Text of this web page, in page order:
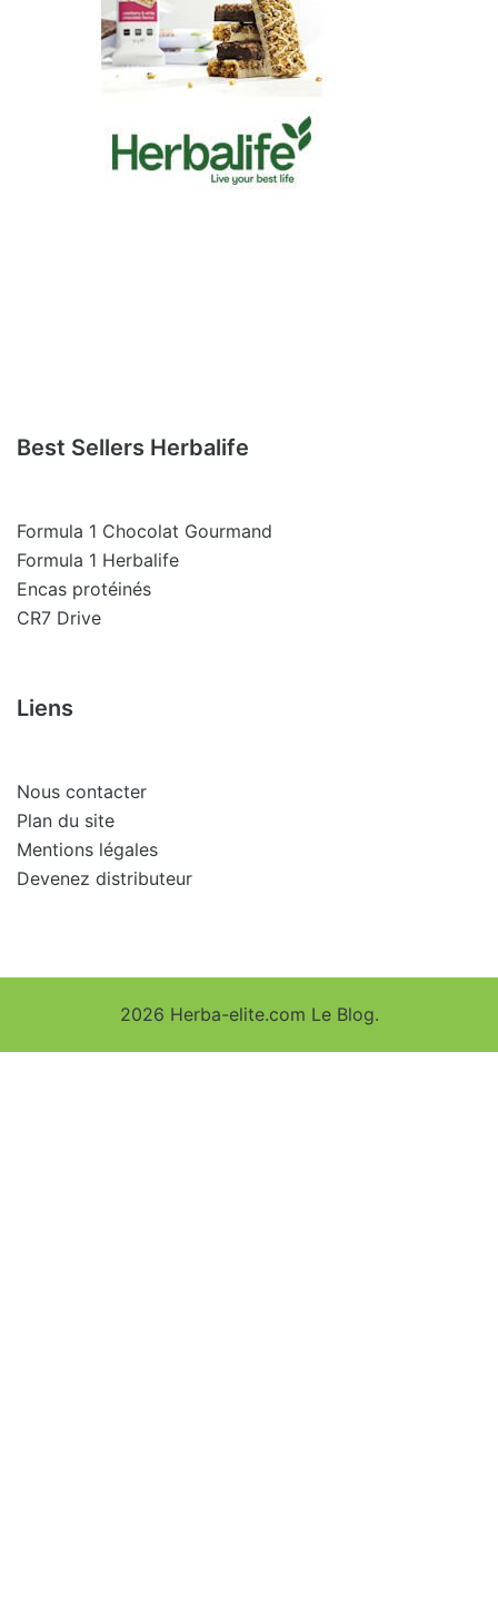
Best Sellers Herbalife
Formula 1 Chocolat Gourmand
Formula 1 Herbalife
Encas protéinés
CR7 Drive
Liens
Nous contacter
Plan du site
Mentions légales
Devenez distributeur
2026 Herba-elite.com Le Blog.